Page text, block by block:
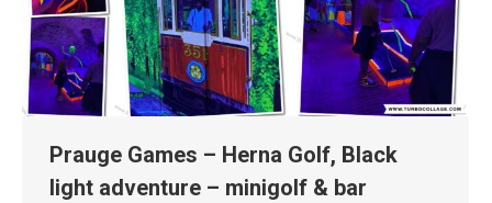
Prauge Games – Herna Golf, Black
light adventure – minigolf & bar